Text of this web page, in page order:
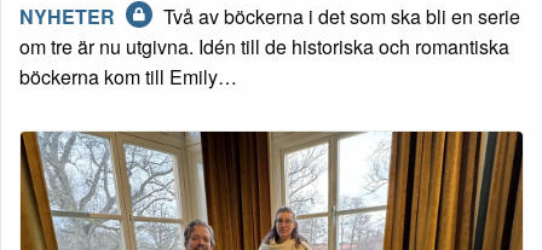
NYHETER
Två av böckerna i det som ska bli en serie
om tre är nu utgivna. Idén till de historiska och romantiska
böckerna kom till Emily…